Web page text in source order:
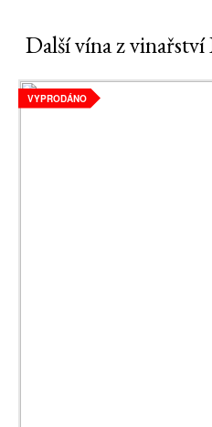
Další vína z
VYPRODÁNO